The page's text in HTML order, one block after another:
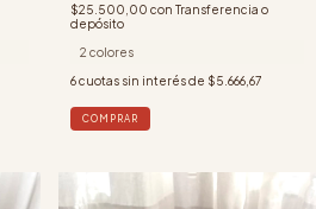
$25.500,00 con Transferencia o
depósito
2 colores
6 cuotas sin interés de $5.666,67
COMPRAR